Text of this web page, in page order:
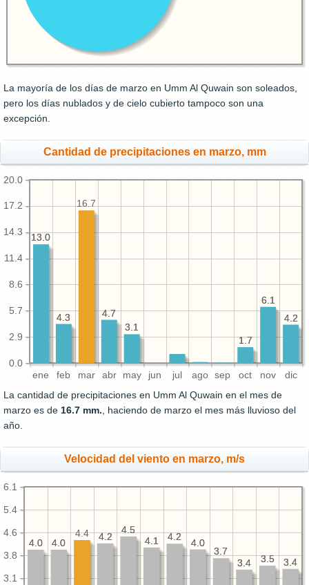
La mayoría de los días de marzo en Umm Al Quwain son soleados,
pero los días nublados y de cielo cubierto tampoco son una
excepción.
Cantidad de precipitaciones en marzo, mm
ene feb mar abr may jun jul ago sep oct nov dic
0.0
2.9
5.7
8.6
11.4
14.3
17.2
20.0
4.2
6.1
1.7
3.1
4.7
4.3
13.0
4.2
6.1
1.7
3.1
4.7
16.7
4.3
13.0
La cantidad de precipitaciones en Umm Al Quwain en el mes de
marzo es de 16.7 mm. , haciendo de marzo el mes más lluvioso del
año.
Velocidad del viento en marzo, m/s
3.1
3.8
4.6
5.4
6.1
3.4
3.5
3.4
3.7
4.0
4.2
4.1
4.5
4.2
4.0
4.0
3.4
3.5
3.4
3.7
4.0
4.2
4.1
4.5
4.2
4.4
4.0
4.0